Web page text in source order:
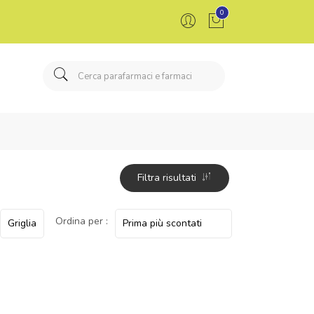
0
Filtra risultati
Ordina per :